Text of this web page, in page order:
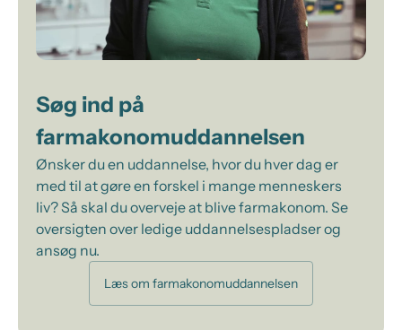
Søg ind på
farmakonomuddannelsen
Ønsker du en uddannelse, hvor du hver dag er
med til at gøre en forskel i mange menneskers
liv? Så skal du overveje at blive farmakonom. Se
oversigten over ledige uddannelsespladser og
ansøg nu.
Læs om farmakonomuddannelsen